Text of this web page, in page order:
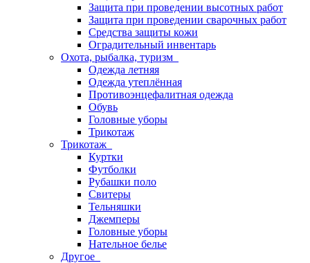
Защита при проведении высотных работ
Защита при проведении сварочных работ
Средства защиты кожи
Оградительный инвентарь
Охота, рыбалка, туризм
Одежда летняя
Одежда утеплённая
Противоэнцефалитная одежда
Обувь
Головные уборы
Трикотаж
Трикотаж
Куртки
Футболки
Рубашки поло
Свитеры
Тельняшки
Джемперы
Головные уборы
Нательное белье
Другое